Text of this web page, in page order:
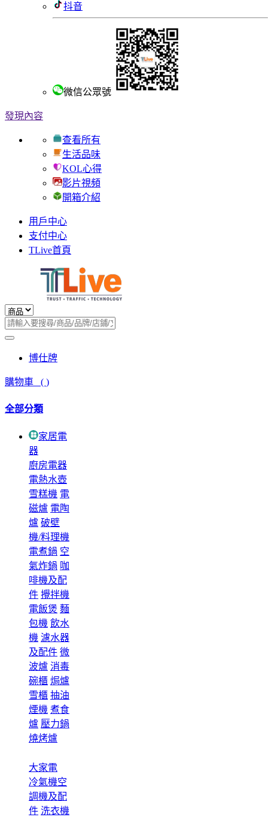
抖音
微信公眾號
發現內容
查看所有
生活品味
KOL心得
影片視頻
開箱介紹
用戶中心
支付中心
TLive首頁
博仕牌
購物車 ( )
全部分類
家居電
器
廚房電器
電熱水壺
雪糕機 電
磁爐 電陶
爐 破壁
機/料理機
電煮鍋 空
氣炸鍋 咖
啡機及配
件 攪拌機
電飯煲 麵
包機 飲水
機 濾水器
及配件 微
波爐 消毒
碗櫃 焗爐
雪櫃 抽油
煙機 煮食
爐 壓力鍋
燒烤爐
大家電
冷氣機空
調機及配
件 洗衣機